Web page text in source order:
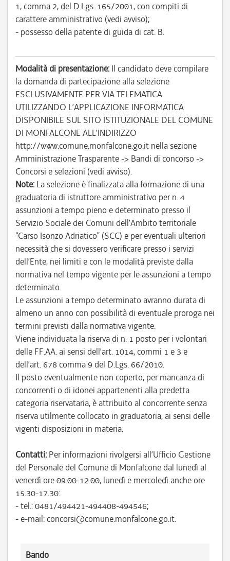
1, comma 2, del D.Lgs. 165/2001, con compiti di
carattere amministrativo (vedi avviso);
- possesso della patente di guida di cat. B.
Modalità di presentazione: Il candidato deve compilare
la domanda di partecipazione alla selezione
ESCLUSIVAMENTE PER VIA TELEMATICA
UTILIZZANDO L’APPLICAZIONE INFORMATICA
DISPONIBILE SUL SITO ISTITUZIONALE DEL COMUNE
DI MONFALCONE ALL’INDIRIZZO
http://www.comune.monfalcone.go.it nella sezione
Amministrazione Trasparente -> Bandi di concorso ->
Concorsi e selezioni (vedi avviso).
Note: La selezione è finalizzata alla formazione di una
graduatoria di istruttore amministrativo per n. 4
assunzioni a tempo pieno e determinato presso il
Servizio Sociale dei Comuni dell’Ambito territoriale
“Carso Isonzo Adriatico” (SCC) e per eventuali ulteriori
necessità che si dovessero verificare presso i servizi
dell’Ente, nei limiti e con le modalità previste dalla
normativa nel tempo vigente per le assunzioni a tempo
determinato.
Le assunzioni a tempo determinato avranno durata di
almeno un anno con possibilità di eventuale proroga nei
termini previsti dalla normativa vigente.
Viene individuata la riserva di n. 1 posto per i volontari
delle FF.AA. ai sensi dell’art. 1014, commi 1 e 3 e
dell’art. 678 comma 9 del D.Lgs. 66/2010.
Il posto eventualmente non coperto, per mancanza di
concorrenti o di idonei appartenenti alla predetta
categoria riservataria, è attribuito al concorrente senza
riserva utilmente collocato in graduatoria, ai sensi delle
vigenti disposizioni in materia.
Contatti: Per informazioni rivolgersi all’Ufficio Gestione
del Personale del Comune di Monfalcone dal lunedì al
venerdì ore 09.00-12.00, lunedì e mercoledì anche ore
15.30-17.30:
- tel.: 0481/494421-494408-494546;
- e-mail: concorsi@comune.monfalcone.go.it.
Bando